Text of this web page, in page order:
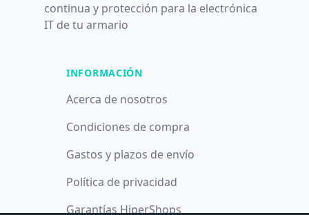
continua y protección para la electrónica
IT de tu armario
INFORMACIÓN
Acerca de nosotros
Condiciones de compra
Gastos y plazos de envío
Política de privacidad
Garantías HiperShops